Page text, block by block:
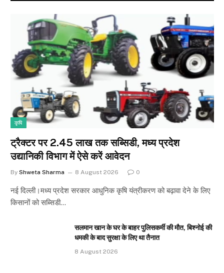
कृषि
ट्रैक्टर पर 2.45 लाख तक सब्सिडी, मध्य प्रदेश
उद्यानिकी विभाग में ऐसे करें आवेदन
By Shweta Sharma 8 August 2026 0
नई दिल्ली।मध्य प्रदेश सरकार आधुनिक कृषि यंत्रीकरण को बढ़ावा देने के लिए
किसानों को सब्सिडी…
सलमान खान के घर के बाहर पुलिसकर्मी की मौत, बिश्नोई की
धमकी के बाद सुरक्षा के लिए था तैनात
8 August 2026